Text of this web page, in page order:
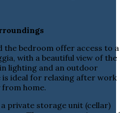
the bedroom offer access to a
with a beautiful view of the
lighting and an outdoor
ideal for relaxing after work
home.
private storage unit (cellar)